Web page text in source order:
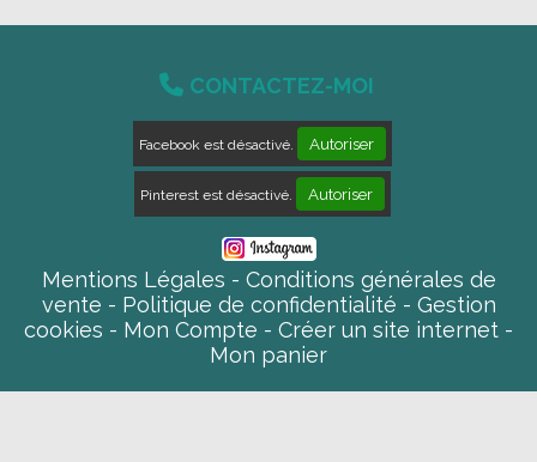
 CONTACTEZ-MOI
Facebook est désactivé. Autoriser
Pinterest est désactivé. Autoriser
Mentions Légales
Conditions générales de
vente
Politique de confidentialité
Gestion
cookies
Mon Compte
Créer un site internet
Mon panier